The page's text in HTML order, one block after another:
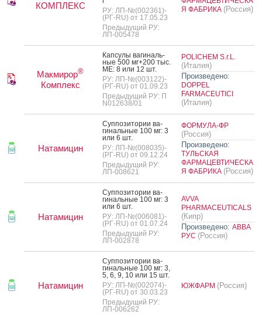
КОМПЛЕКС
РУ: ЛП-№(002361)-
(РГ-RU) от 17.05.23
Предыдущий РУ:
ЛП-005478
Я ФАБРИКА (Россия)
Макмирор®
Комплекс
Кап­су­лы ва­гиналь­
ные 500 мг+200 тыс.
МЕ: 8 или 12 шт.
РУ: ЛП-№(003122)-
(РГ-RU) от 01.09.23
Предыдущий РУ: П
N012638/01
POLICHEM S.r.L.
(Италия)
Произведено:
DOPPEL
FARMACEUTICI
(Италия)
Натамицин
Суп­по­зито­рии ва­
гиналь­ные 100 мг: 3
или 6 шт.
РУ: ЛП-№(008035)-
(РГ-RU) от 09.12.24
Предыдущий РУ:
ЛП-008621
ФОРМУЛА-ФР
(Россия)
Произведено:
ТУЛЬСКАЯ
ФАРМАЦЕВТИЧЕСКА
Я ФАБРИКА (Россия)
Натамицин
Суп­по­зито­рии ва­
гиналь­ные 100 мг: 3
или 6 шт.
РУ: ЛП-№(006081)-
(РГ-RU) от 01.07.24
Предыдущий РУ:
ЛП-002878
AVVA
PHARMACEUTICALS
(Кипр)
Произведено: АВВА
РУС (Россия)
Натамицин
Суп­по­зито­рии ва­
гиналь­ные 100 мг: 3,
5, 6, 9, 10 или 15 шт.
РУ: ЛП-№(002074)-
(РГ-RU) от 30.03.23
Предыдущий РУ:
ЛП-006262
ЮЖФАРМ (Россия)